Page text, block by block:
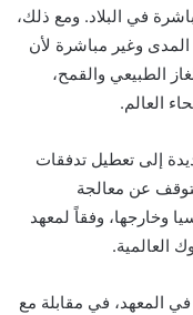
في البلاد. ومع ذلك،
وغير مباشرة لأن
الطبيعي والقمح،
العالم.
إلى تعطيل تدفقات
عن معالجة
وخارجها، وفقاً لمعهد
العالمية.
في المعهد، في مقابلة مع